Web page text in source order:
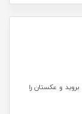
بروید و عکستان را